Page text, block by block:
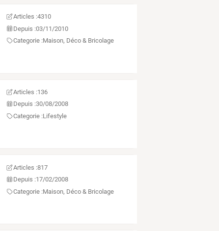
Articles :4310
Depuis :03/11/2010
Categorie :Maison, Déco & Bricolage
Articles :136
Depuis :30/08/2008
Categorie :Lifestyle
Articles :817
Depuis :17/02/2008
Categorie :Maison, Déco & Bricolage